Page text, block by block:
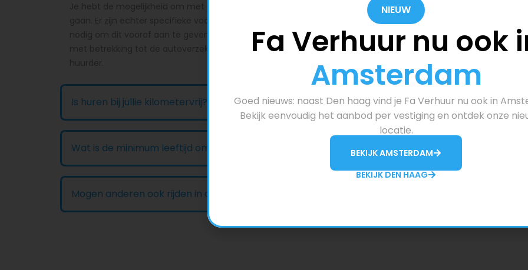
Je hebt de mogelijkheid om met de gehuurde auto naar het buitenland te
gaan. Er zijn echter specifieke voorwaarden vastgesteld hiervoor. Het is ook
nodig om dit vooraf aan te geven, zodat wij toestemming kunnen verlenen
met betrekking tot de autoverzekering en de aansprakelijkheid van de
Is huren bij jullie kilometervrij?
Wat is de minimum leeftijd om te huren?
Mogen anderen ook rijden in de huurauto?
Zorg ervoor dat jij en de
vervolgens contact met
Hoeveel borg moet ik
NIEUW
Fa Verhuur nu ook
Amsterdam
Goed nieuws: naast Den haag vind je Fa Verhuur nu ook in
Bekijk eenvoudig het aanbod per vestiging en ontdek onze
locatie.
BEKIJK AMSTERDAM
BEKIJK DEN HAAG